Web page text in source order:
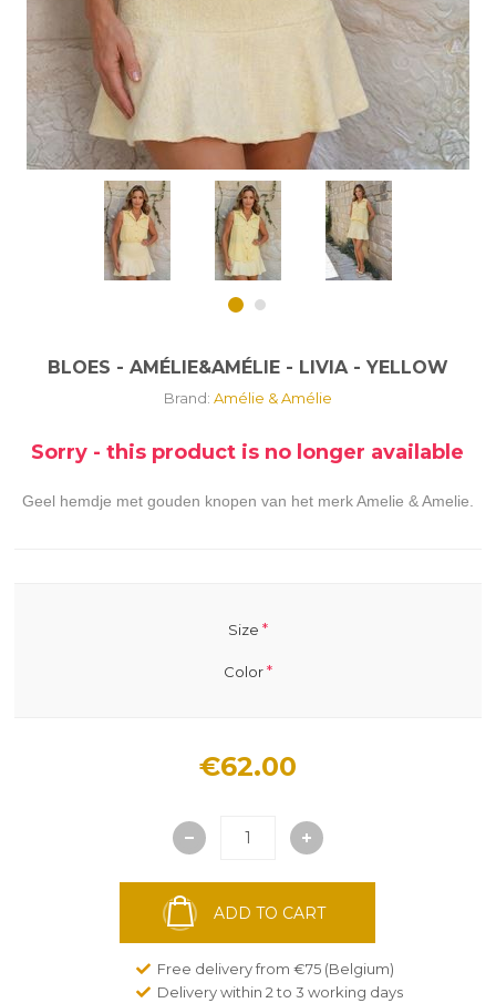
BLOES - AMÉLIE&AMÉLIE - LIVIA - YELLOW
Brand: Amélie & Amélie
Sorry - this product is no longer available
Geel hemdje met gouden knopen van het merk Amelie & Amelie.
Size *
Color*
€62.00
ADD TO CART
Free delivery from €75 (Belgium)
Delivery within 2 to 3 working days